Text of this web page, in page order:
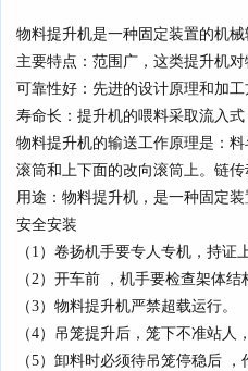
物料提升机是一种固定装置的机
主要特点：范围广，这类提升机
可靠性好：先进的设计原理和加
寿命长：提升机的喂料采取流入
物料提升机的输送工作原理是：
滚筒和上下面的改向滚筒上。链
用途：物料提升机，是一种固定
安全安装
（1）卷扬机手要专人专机，持
（2）开车前 ，机手要检查架体
（3）物料提升机严禁超载运行。
（4）吊笼提升后，笼下不准站
（5）卸料时必须待吊笼停稳后